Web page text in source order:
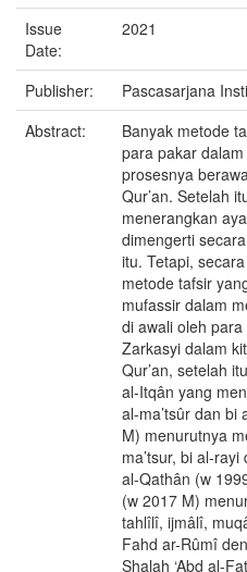
Issue
Date:
2021
Publisher:
Pascasarjana
Abstract:
Banyak metode
para pakar
prosesnya
Qur’an. Setelah
menerangkan
dimengerti
itu. Tetapi,
metode tafsir
mufassir dalam
di awali oleh
Zarkasyi dalam
Qur’an, setelah
al-Itqân yang
al-ma’tsûr dan bi
M) menurutnya
ma’tsur, bi al-
al-Qathân (w
(w 2017 M)
tahlîlî, ijmâlî,
Fahd ar-Rûmî
Shalah ‘Abd al-